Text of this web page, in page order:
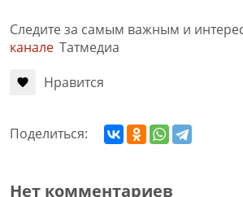
Следите за самым важным и
канале Татмедиа
Нравится
Поделиться:
Нет комментариев